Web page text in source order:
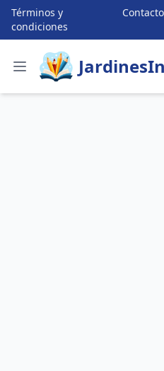
Términos y
condiciones
Contacto